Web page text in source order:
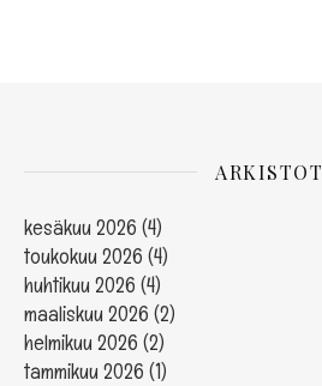
ARKISTOT
kesäkuu 2026 (4)
toukokuu 2026 (4)
huhtikuu 2026 (4)
maaliskuu 2026 (2)
helmikuu 2026 (2)
tammikuu 2026 (1)